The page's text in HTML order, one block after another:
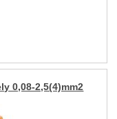
0,08-2,5(4)mm2